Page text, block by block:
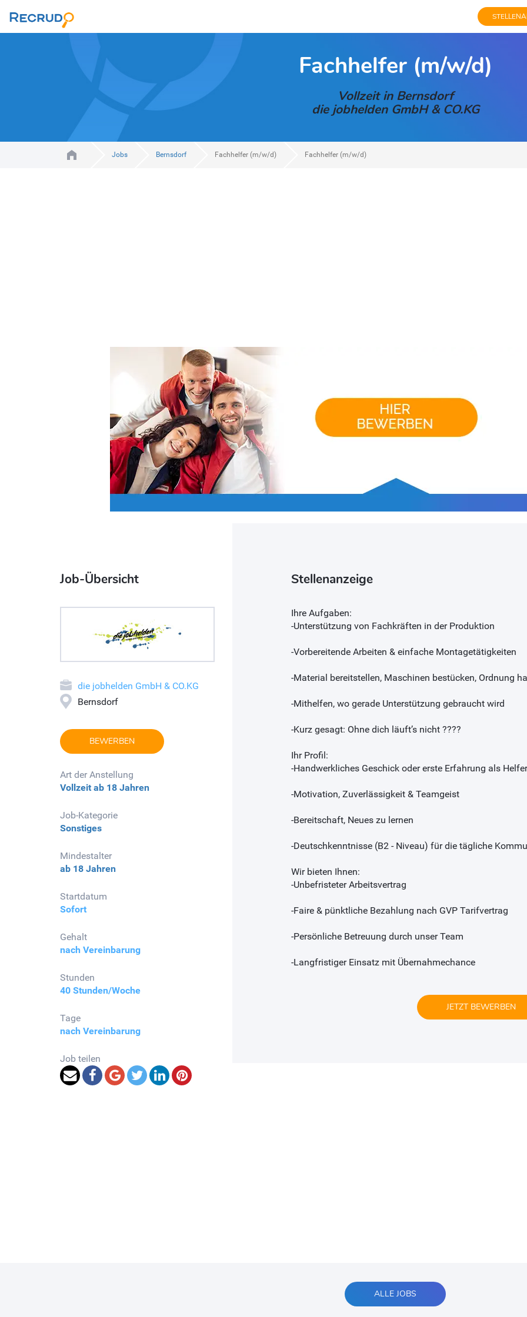
Fachhelfer (m/w/d)
Vollzeit in Bernsdorf
die jobhelden GmbH & CO.KG
Jobs Bernsdorf Fachhelfer (m/w/d) Fachhelfer (m/w/d)
Job-Übersicht
die jobhelden GmbH & CO.KG
Bernsdorf
BEWERBEN
Art der Anstellung
Vollzeit ab 18 Jahren
Job-Kategorie
Sonstiges
Mindestalter
ab 18 Jahren
Startdatum
Sofort
Gehalt
nach Vereinbarung
Stunden
40 Stunden/Woche
Tage
nach Vereinbarung
Job teilen
Stellenanzeige
Ihre Aufgaben:
-Unterstützung von Fachkräften in der Produktion
-Vorbereitende Arbeiten & einfache Montagetätigkeiten
-Material bereitstellen, Maschinen bestücken, Ordnung
-Mithelfen, wo gerade Unterstützung gebraucht wird
-Kurz gesagt: Ohne dich läuft’s nicht ????
Ihr Profil:
-Handwerkliches Geschick oder erste Erfahrung als Helfer
-Motivation, Zuverlässigkeit & Teamgeist
-Bereitschaft, Neues zu lernen
-Deutschkenntnisse (B2 - Niveau) für die tägliche
Wir bieten Ihnen:
-Unbefristeter Arbeitsvertrag
-Faire & pünktliche Bezahlung nach GVP Tarifvertrag
-Persönliche Betreuung durch unser Team
-Langfristiger Einsatz mit Übernahmechance
JETZT BEWERBEN
ALLE JOBS